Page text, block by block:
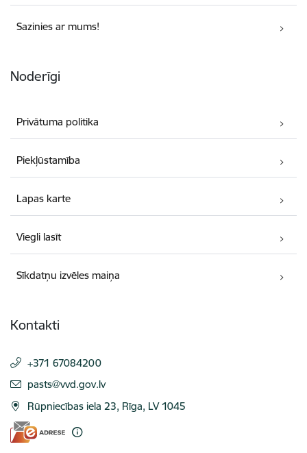
Sazinies ar mums!
Noderīgi
Privātuma politika
Piekļūstamība
Lapas karte
Viegli lasīt
Sīkdatņu izvēles maiņa
Kontakti
+371 67084200
E-pasts:
pasts@vvd.gov.lv
Rūpniecības iela 23, Rīga, LV 1045